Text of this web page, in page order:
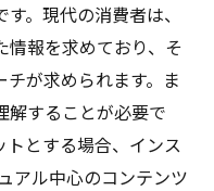
。現代の消費者は、
情報を求めており、そ
が求められます。ま
解することが必要で
とする場合、インス
アル中心のコンテンツ